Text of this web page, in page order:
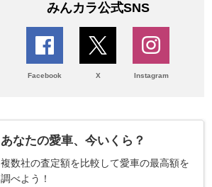
みんカラ公式SNS
Facebook X Instagram
あなたの愛車、今いくら？
複数社の査定額を比較して愛車の最高額を
調べよう！